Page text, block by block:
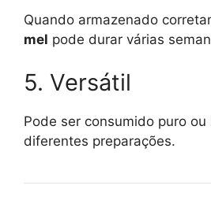
Quando armazenado
mel pode durar várias
5. Versátil
Pode ser consumido puro
diferentes preparações.